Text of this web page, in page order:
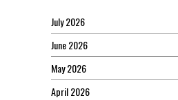
July 2026
June 2026
May 2026
April 2026